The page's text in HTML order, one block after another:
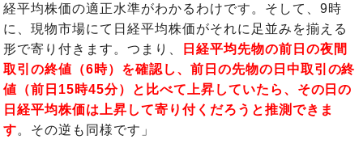
経平均株価の適正水準がわかるわけです。そして、9時
に、現物市場にて日経平均株価がそれに足並みを揃える
形で寄り付きます。つまり、
日経平均先物の前日の夜間
取引の終値（6時）を確認し、前日の先物の日中取引の終
値（前日15時45分）と比べて上昇していたら、その日の
日経平均株価は上昇して寄り付くだろうと推測できま
す。その逆も同様です」